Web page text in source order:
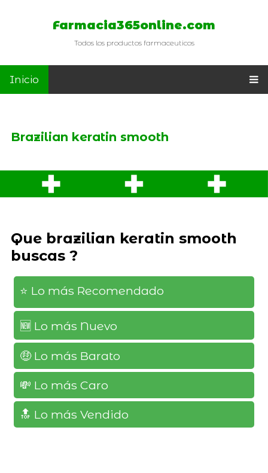
Farmacia365online.com
Todos los productos farmaceuticos
Inicio
Brazilian keratin smooth
Que brazilian keratin smooth
buscas ?
⭐️ Lo más Recomendado
🆕️ Lo más Nuevo
🤑 Lo más Barato
💸 Lo más Caro
🔝 Lo más Vendido